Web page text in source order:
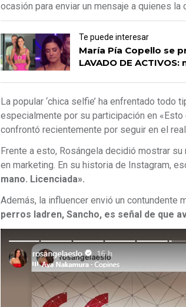
ocasión para enviar un mensaje a quienes la
Te puede interesar
María Pía Copello se
LAVADO DE
La popular ‘chica selfie’ ha enfrentado todo
especialmente por su participación en «Esto
confrontó recientemente por seguir en el
Frente a esto, Rosángela decidió mostrar
en marketing. En su historia de Instagram,
mano. Licenciada».
Además, la influencer envió un contundente
perros ladren, Sancho, es señal de que